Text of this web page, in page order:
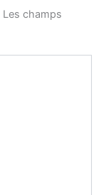
Les champs